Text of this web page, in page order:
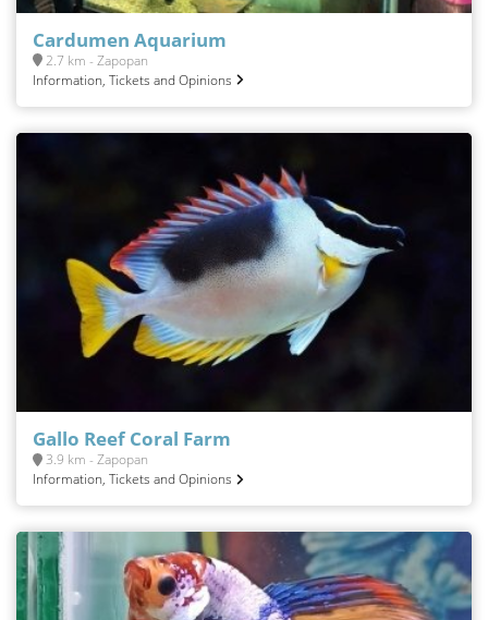
Cardumen Aquarium
2.7 km - Zapopan
Information, Tickets and Opinions
Gallo Reef Coral Farm
3.9 km - Zapopan
Information, Tickets and Opinions